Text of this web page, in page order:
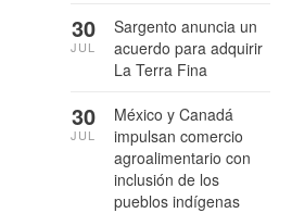
Sargento anuncia un
acuerdo para adquirir
La Terra Fina
30
JUL
México y Canadá
impulsan comercio
agroalimentario con
inclusión de los
pueblos indígenas
30
JUL